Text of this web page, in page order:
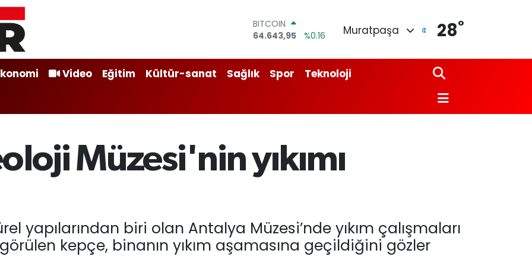
DOLAR
47,6006
%0.06
55,0250
%0.02
STERLİN
Muratpaşa 28°
Video Eğitim Kültür-sanat Sağlık Spor
Teknoloji
Müzesi'nin yıkımı
yapılarından biri olan Antalya Müzesi’nde yıkım çalışmaları
kepçe, binanın yıkım aşamasına geçildiğini gözler